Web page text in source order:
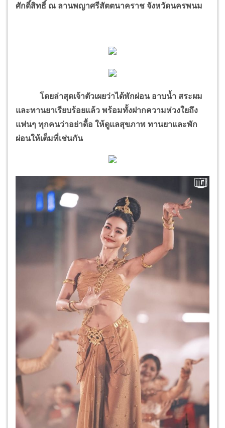
ศักดิ์สิทธิ์ ณ ลานพญาศรีสัตตนาคราช จังหวัดนครพนม
โดยล่าสุดเจ้าตัวเผยว่าได้พักผ่อน อาบน้ำ สระผม
และทานยาเรียบร้อยแล้ว พร้อมทั้งฝากความห่วงใยถึง
แฟนๆ ทุกคนว่าอย่าดื้อ ให้ดูแลสุขภาพ ทานยาและพัก
ผ่อนให้เต็มที่เช่นกัน